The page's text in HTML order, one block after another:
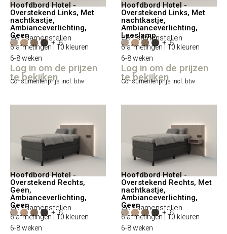
Hoofdbord Hotel -
Overstekend Links, Met
nachtkastje,
Ambianceverlichting,
Geen
Zelf samenstellen
+ 6
6 afmetingen | 10 kleuren
6-8 weken
Log in om de prijzen
te bekijken
Consumentenprijs incl. btw
Hoofdbord Hotel -
Overstekend Links, Met
nachtkastje,
Ambianceverlichting,
Leeslamp
Zelf samenstellen
+ 6
6 afmetingen | 10 kleuren
6-8 weken
Log in om de prijzen
te bekijken
Consumentenprijs incl. btw
Hoofdbord Hotel -
Overstekend Rechts,
Geen,
Ambianceverlichting,
Geen
Zelf samenstellen
+ 6
6 afmetingen | 10 kleuren
6-8 weken
Hoofdbord Hotel -
Overstekend Rechts, Met
nachtkastje,
Ambianceverlichting,
Geen
Zelf samenstellen
+ 6
6 afmetingen | 10 kleuren
6-8 weken